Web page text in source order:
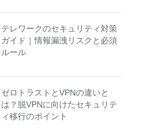
テレワークのセキュリティ対策
ガイド｜情報漏洩リスクと必須
ルール
ゼロトラストとVPNの違いと
は？脱VPNに向けたセキュリテ
ィ移行のポイント